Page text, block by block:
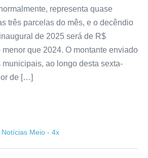
representa quase
três parcelas do mês, e o decêndio
de 2025 será de R$
que 2024. O montante enviado
ao longo desta sexta-
de […]
Notícias Meio - 4x